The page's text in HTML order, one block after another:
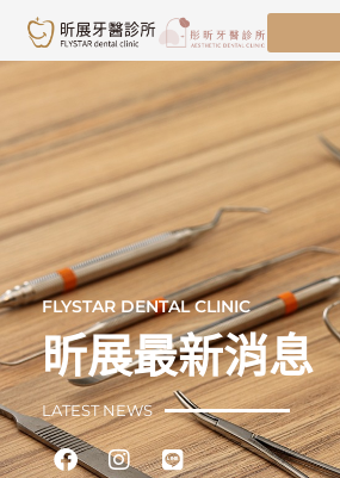
主
容
FLYSTAR DENTAL CLINIC
昕展最新消息
LATEST NEWS
FacebookInstagram
Line